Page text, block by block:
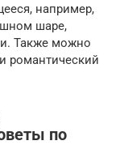
например,
шаре,
Также можно
романтический
по